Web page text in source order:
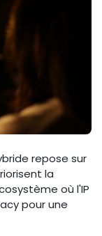
repose sur
la
où l'IP
pour une